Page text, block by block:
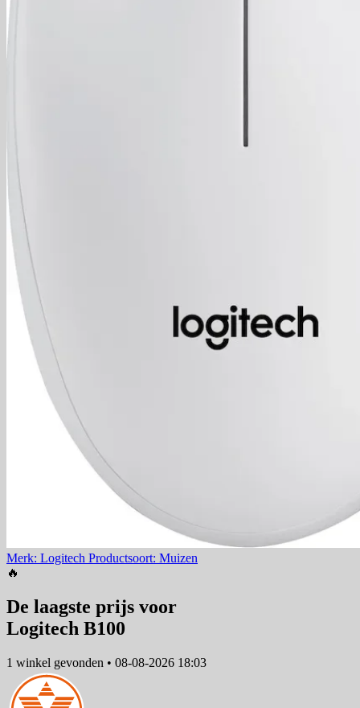
Merk: Logitech Productsoort: Muizen
🔥
De laagste prijs voor
Logitech B100
1 winkel gevonden • 08-08-2026 18:03